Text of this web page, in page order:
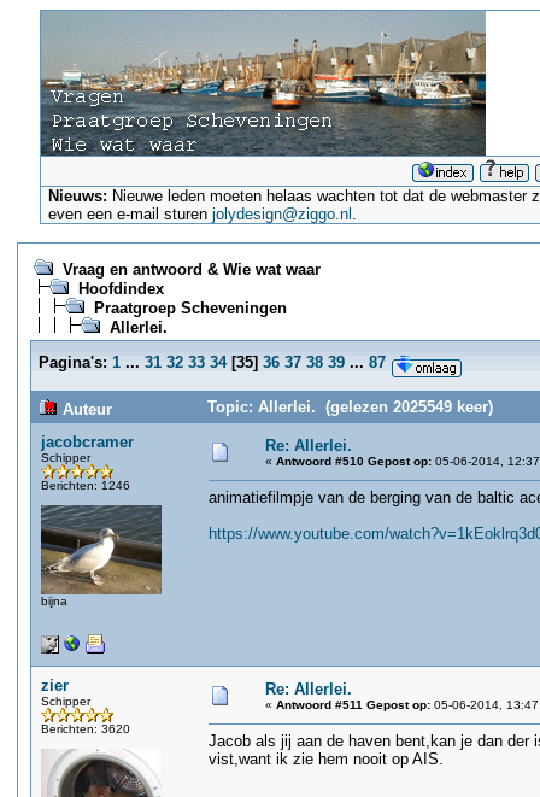
Nieuws: Nieuwe leden moeten helaas wachten tot dat de
even een e-mail sturenjolydesign@ziggo.nl .
Vraag en antwoord & Wie wat waar
Hoofdindex
Praatgroep Scheveningen
Allerlei.
Pagina's: 1 ... 31 32 33 34[35] 36 37 38 39 ... 87
Auteur
Topic: Allerlei. (gelezen 2025549 keer)
jacobcramer
Schipper
Berichten: 1246
bijna
Re: Allerlei.
« Antwoord #510 Gepost op: 05-06-2014,
animatiefilmpje van de berging van de baltic
https://www.youtube.com/
zier
Schipper
Berichten: 3620
Re: Allerlei.
« Antwoord #511 Gepost op: 05-06-2014,
Jacob als jij aan de haven bent,kan je dan der
vist,want ik zie hem nooit op AIS.